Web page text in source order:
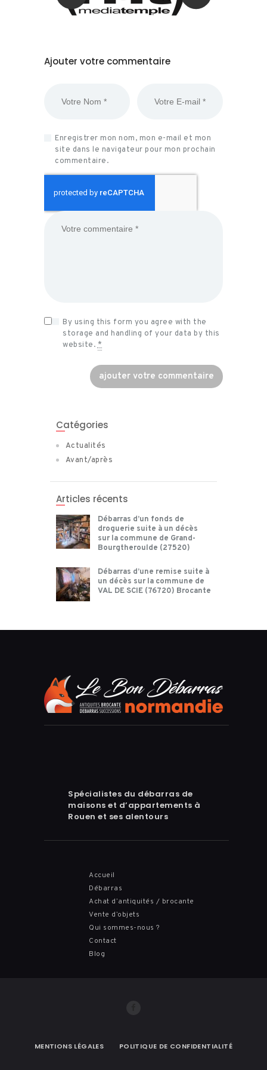
Ajouter votre commentaire
Enregistrer mon nom, mon e-mail et mon
site dans le navigateur pour mon prochain
commentaire.
By using this form you agree with the
storage and handling of your data by this
website. *
Catégories
Actualités
Avant/après
Articles récents
Débarras d’un fonds de
droguerie suite à un décès
sur la commune de Grand-
Bourgtheroulde (27520)
Débarras d’une remise suite à
un décès sur la commune de
VAL DE SCIE (76720) Brocante
Spécialistes du débarras de
maisons et d’appartements à
Rouen et ses alentours
Accueil
Débarras
Achat d’antiquités / brocante
Vente d’objets
Qui sommes-nous ?
Contact
Blog
MENTIONS LÉGALES POLITIQUE DE CONFIDENTIALITÉ